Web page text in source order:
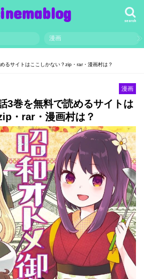
search
漫画
るサイトはここしかない？zip・rar・漫画村は？
漫画
3巻を無料で読めるサイトは
・rar・漫画村は？